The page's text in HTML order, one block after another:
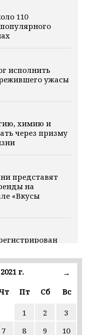
110
исполнить
ужасы
химию и
через призму
представят
на
«Вкусы
г.
→
Пт Сб Вс
1 2
3
7 8 9 10